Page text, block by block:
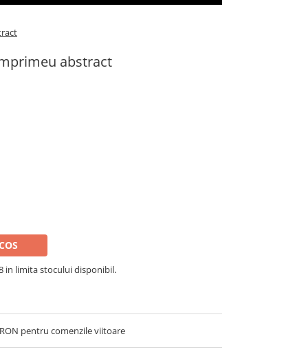
abstract
in limita stocului disponibil.
RON pentru comenzile viitoare